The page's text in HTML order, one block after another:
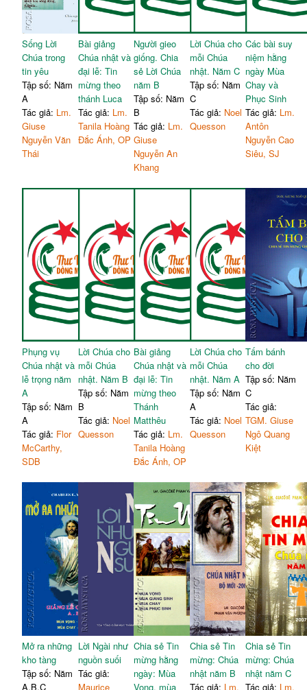
Sống Lời
Chúa trong
tin yêu
Tập số: Năm
A
Tác giả: Lm.
Giuse
Nguyễn Văn
Thái
Bài giảng
Chúa nhật và
đại lễ: Tin
mừng theo
thánh Luca
Tác giả: Lm.
Tanila Hoàng
Đắc Ánh, OP
Người gieo
giống. Chia
sẻ Lời Chúa
năm B
Tập số: Năm
B
Tác giả: Lm.
Giuse
Nguyễn An
Khang
Lời Chúa cho
mỗi Chúa
nhật. Năm C
Tập số: Năm
C
Tác giả: Noel
Quesson
Các bài suy
niệm hằng
ngày Mùa
Chay và
Phục Sinh
Tác giả: Lm.
Antôn
Nguyễn Cao
Siêu, SJ
Phụng vụ
Chúa nhật và
lễ trọng năm
A
Tập số: Năm
A
Tác giả: Flor
McCarthy,
SDB
Lời Chúa cho
mỗi Chúa
nhật. Năm B
Tập số: Năm
B
Tác giả: Noel
Quesson
Bài giảng
Chúa nhật và
đại lễ: Tin
mừng theo
Thánh
Matthêu
Tác giả: Lm.
Tanila Hoàng
Đắc Ánh, OP
Lời Chúa cho
mỗi Chúa
nhật. Năm A
Tập số: Năm
A
Tác giả: Noel
Quesson
Tấm bánh
cho đời
Tập số: Năm
C
Tác giả:
TGM. Giuse
Ngô Quang
Kiệt
Mở ra những
kho tàng
Tập số: Năm
A,B,C
Lời Ngài như
nguồn suối
Tác giả:
Maurice
Chia sẻ Tin
mừng hằng
ngày: Mùa
Vọng, mùa
Chia sẻ Tin
mừng: Chúa
nhật năm B
Tác giả: Lm.
Chia sẻ Tin
mừng: Chúa
nhật năm C
Tác giả: Lm.